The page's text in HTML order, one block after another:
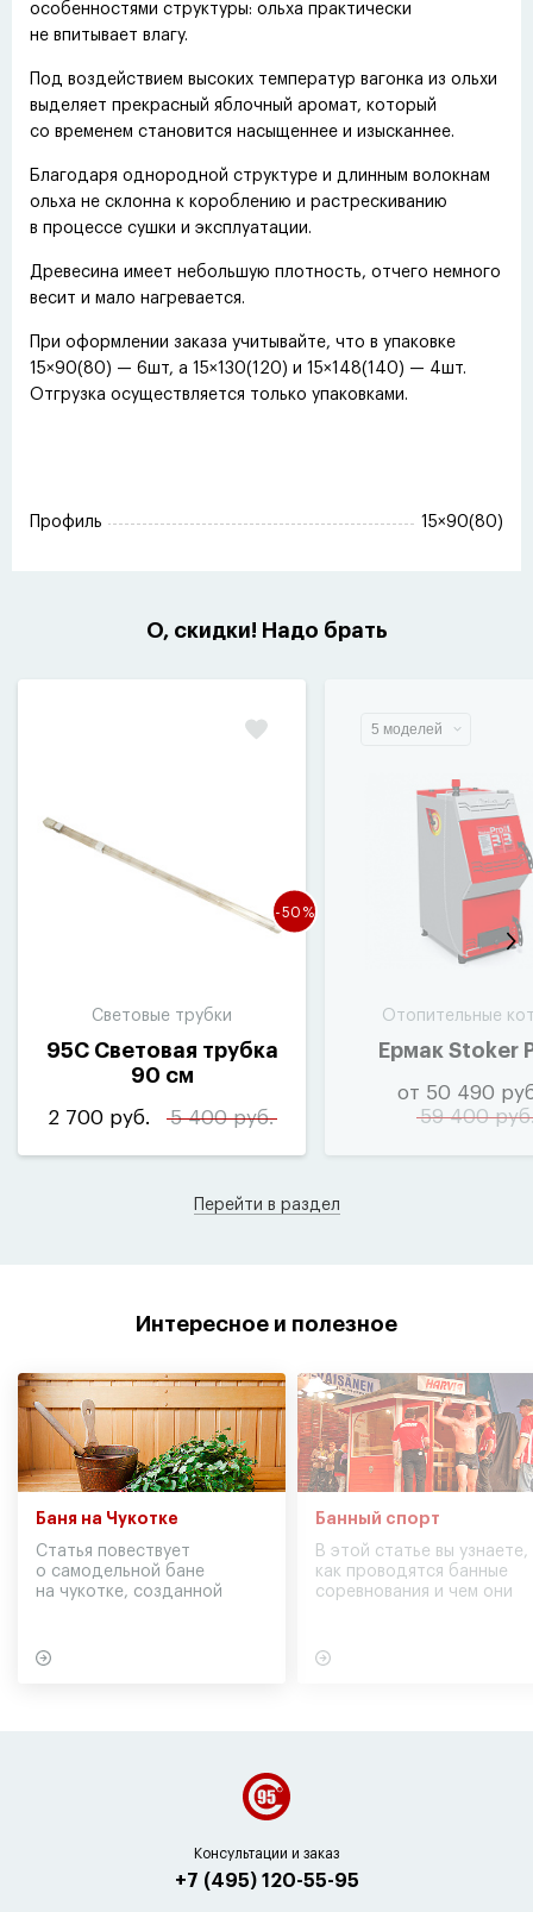
особенностями структуры: ольха практически
не впитывает влагу.
Под воздействием высоких температур вагонка из ольхи
выделяет прекрасный яблочный аромат, который
со временем становится насыщеннее и изысканнее.
Благодаря однородной структуре и длинным волокнам
ольха не склонна к короблению и растрескиванию
в процессе сушки и эксплуатации.
Древесина имеет небольшую плотность, отчего немного
весит и мало нагревается.
При оформлении заказа учитывайте, что в упаковке
15×90(80) — 6шт, а 15×130(120) и 15×148(140) — 4шт.
Отгрузка осуществляется только упаковками.
Профиль 15×90(80)
О, скидки! Надо брать
-50%
Световые трубки
95С Световая трубка
90 см
2 700 руб. 5 400 руб.
5 моделей
Отопительные
Ермак Stoker
от 50 490
59 400
Перейти в раздел
Интересное и полезное
Баня на Чукотке
Статья повествует
о самодельной бане
на чукотке, созданной
Банный спорт
В этой статье вы узнаете,
как проводятся банные
соревнования и чем они
Консультации и заказ
+7 (495) 120-55-95